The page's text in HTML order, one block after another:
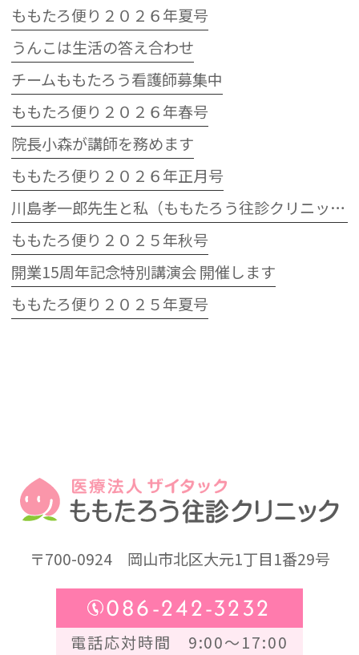
ももたろ便り２０２６年夏号
うんこは生活の答え合わせ
チームももたろう看護師募集中
ももたろ便り２０２６年春号
院長小森が講師を務めます
ももたろ便り２０２６年正月号
川島孝一郎先生と私（ももたろう往診クリニック開院15周年記念特別講演会）
ももたろ便り２０２５年秋号
開業15周年記念特別講演会 開催します
ももたろ便り２０２５年夏号
〒700-0924岡山市北区大元1丁目1番29号
086-242-3232
電話応対時間 9:00～17:00